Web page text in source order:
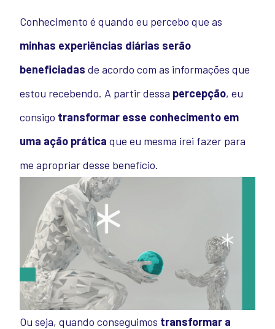
Conhecimento é quando eu percebo que as
minhas experiências diárias serão
beneficiadas de acordo com as informações que
estou recebendo. A partir dessa percepção, eu
consigo transformar esse conhecimento em
uma ação prática que eu mesma irei fazer para
me apropriar desse benefício.
Ou seja, quando conseguimos transformar a